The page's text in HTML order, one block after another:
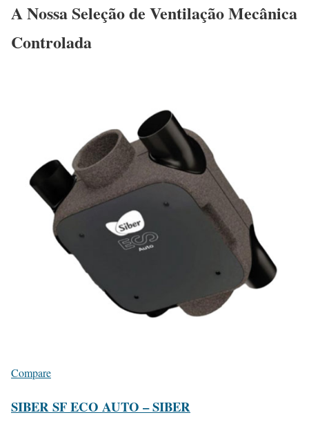
A Nossa Seleção de Ventilação Mecânica
Controlada
Compare
SIBER SF ECO AUTO – SIBER